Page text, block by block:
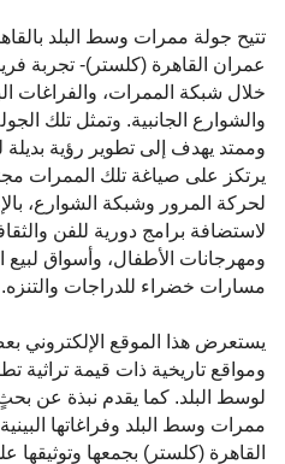
تتيح جولة ممرات وسط البلد
عمران القاهرة (كلستر)- تجربة
خلال شبكة الممرات، والفراغات
والشوارع الجانبية. وتمثل تلك
وممتد يهدف إلى تطوير رؤية بديلة
يرتكز على صياغة تلك الممرات
لحركة المرور وشبكة الشوارع،
لاستضافة برامج دورية للفن
ومهرجانات الأطفال، وأسواق
مسارات خضراء للدراجات والتنزه.
يستعرض هذا الموقع الإلكتروني
ومواقع تاريخية ذات قيمة تراثية
لوسط البلد. كما يقدم نبذة عن
ممرات وسط البلد وفراغاتها
القاهرة (كلستر) بجمعها وتوثيقها